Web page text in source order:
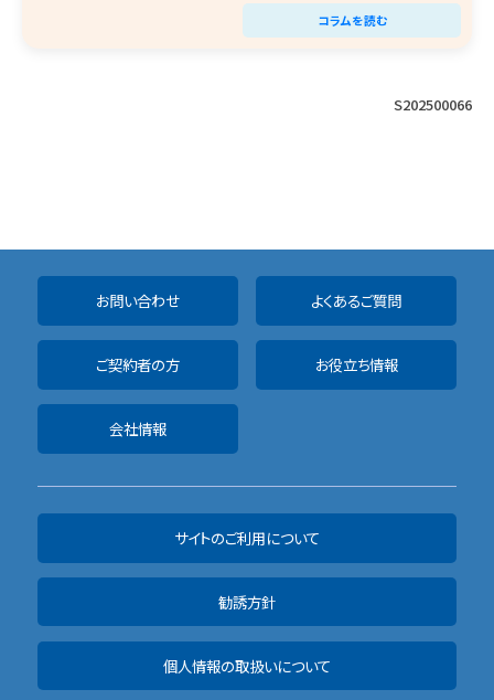
コラムを読む
S202500066
お問い合わせ よくあるご質問
ご契約者の方 お役立ち情報
会社情報
サイトのご利用について
勧誘方針
個人情報の取扱いについて